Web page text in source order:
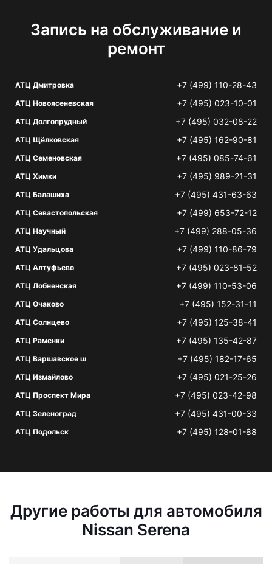
Запись на обслуживание и
ремонт
АТЦ Дмитровка +7 (499) 110-28-43
АТЦ Новоясеневская +7 (495) 023-10-01
АТЦ Долгопрудный +7 (495) 032-08-22
АТЦ Щёлковская +7 (495) 162-90-81
АТЦ Семеновская +7 (495) 085-74-61
АТЦ Химки +7 (495) 989-21-31
АТЦ Балашиха +7 (495) 431-63-63
АТЦ Севастопольская +7 (499) 653-72-12
АТЦ Научный +7 (499) 288-05-36
АТЦ Удальцова +7 (499) 110-86-79
АТЦ Алтуфьево +7 (495) 023-81-52
АТЦ Лобненская +7 (499) 110-53-06
АТЦ Очаково +7 (495) 152-31-11
АТЦ Солнцево +7 (495) 125-38-41
АТЦ Раменки +7 (495) 135-42-87
АТЦ Варшавское ш +7 (495) 182-17-65
АТЦ Измайлово +7 (495) 021-25-26
АТЦ Проспект Мира +7 (495) 023-42-98
АТЦ Зеленоград +7 (495) 431-00-33
АТЦ Подольск +7 (495) 128-01-88
Другие работы для автомобиля
Nissan Serena